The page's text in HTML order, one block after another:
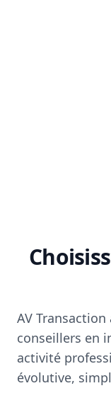
AV
conseillers en
activité
évolutive,